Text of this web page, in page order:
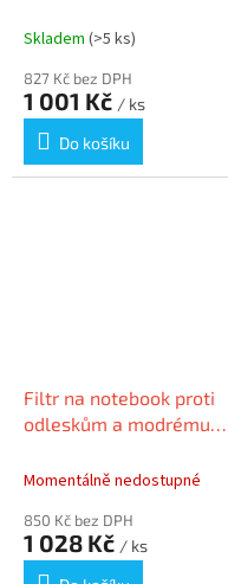
Skladem (>5 ks)
827 Kč bez DPH
1 001 Kč / ks
Do košíku
Filtr na notebook proti
odleskům a modrému
194 mm, odnímatelný,
Momentálně nedostupné
850 Kč bez DPH
1 028 Kč / ks